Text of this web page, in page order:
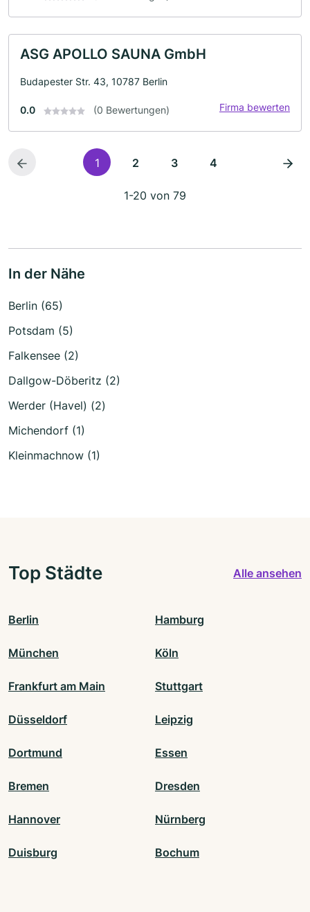
ASG APOLLO SAUNA GmbH
Budapester Str. 43, 10787 Berlin
0.0 (0 Bewertungen) Firma bewerten
1 2 3 4
1-20 von 79
In der Nähe
Berlin (65)
Potsdam (5)
Falkensee (2)
Dallgow-Döberitz (2)
Werder (Havel) (2)
Michendorf (1)
Kleinmachnow (1)
Top Städte Alle ansehen
Berlin Hamburg
München Köln
Frankfurt am Main Stuttgart
Düsseldorf Leipzig
Dortmund Essen
Bremen Dresden
Hannover Nürnberg
Duisburg Bochum